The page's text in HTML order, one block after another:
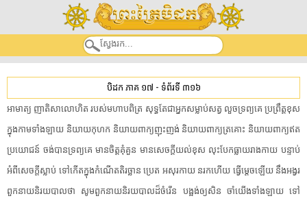
បិដក ភាគ ១៧ - ទំព័រទី ៣១៦
អាមាត្យ​ ​ញាតិសាលោហិត​ ​របស់​មហា​បពិត្រ​ ​សុទ្ធតែ​ជា​អ្នកសម្លាប់​សត្វ​ ​លួច​ទ្រព្យ​គេ​ ​ប្រព្រឹត្ត​ខុស​
ក្នុង​កាម​ទាំងឡាយ​ ​និយាយ​កុហក​ ​និយាយ​ពាក្យ​ញុះញង់​ ​និយាយ​ពាក្យ​ត្រ​គោះ​ ​និយាយ​ពាក្យ​ឥត
ប្រយោជន៍​ ​ចង់បាន​ទ្រព្យ​គេ​ ​មានចិត្ត​គុំគួន​ ​មាន​សេចក្តី​យល់​ខុស​ ​លុះ​បែកធ្លាយ​រាងកាយ​ ​បន្ទាប់​
អំពី​សេចក្តី​ស្លាប់​ ​ទៅ​កើត​ក្នុង​កំណើត​តិរច្ឆាន​ ​ប្រេត​ ​អសុរកាយ​ ​នរក​ហើយ​ ​ធ្វើ​ម្ដេច​ឡើយ​ ​នឹង​អង្វរ​
ពួក​នាយ​និរយបាល​ថា​ ​សូម​ពួក​នាយ​និរយបាល​ដ៏​ចំរើន​ ​បង្អង់​ឲ្យ​សិន​ ​ចាំ​យើង​ទាំងឡាយ​ ​ទៅ​